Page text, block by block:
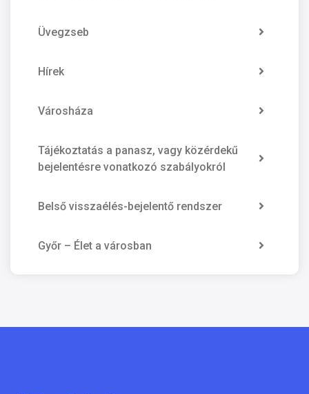
Üvegzseb
Hírek
Városháza
Tájékoztatás a panasz, vagy közérdekű
bejelentésre vonatkozó szabályokról
Belső visszaélés-bejelentő rendszer
Győr – Élet a városban